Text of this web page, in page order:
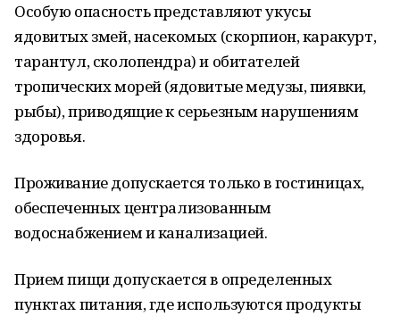
Особую опасность представляют укусы
ядовитых змей, насекомых (скорпион, каракурт,
тарантул, сколопендра) и обитателей
тропических морей (ядовитые медузы, пиявки,
рыбы), приводящие к серьезным нарушениям
здоровья.
Проживание допускается только в гостиницах,
обеспеченных централизованным
водоснабжением и канализацией.
Прием пищи допускается в определенных
пунктах питания, где используются продукты